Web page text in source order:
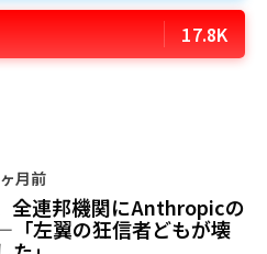
17.8K
月前
全連邦機関にAnthropicの
左翼の狂信者どもが壊